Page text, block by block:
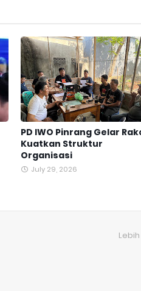
PD IWO Pinrang Gelar
Kuatkan Struktur
Organisasi
July 29, 2026